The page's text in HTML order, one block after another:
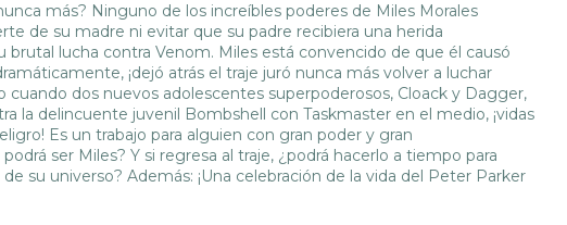
más? Ninguno de los increíbles poderes de Miles Morales
de su madre ni evitar que su padre recibiera una herida
brutal lucha contra Venom. Miles está convencido de que él causó
¡dejó atrás el traje juró nunca más volver a luchar
cuando dos nuevos adolescentes superpoderosos, Cloack y Dagger,
la delincuente juvenil Bombshell con Taskmaster en el medio, ¡vidas
Es un trabajo para alguien con gran poder y gran
ser Miles? Y si regresa al traje, ¿podrá hacerlo a tiempo para
su universo? Además: ¡Una celebración de la vida del Peter Parker